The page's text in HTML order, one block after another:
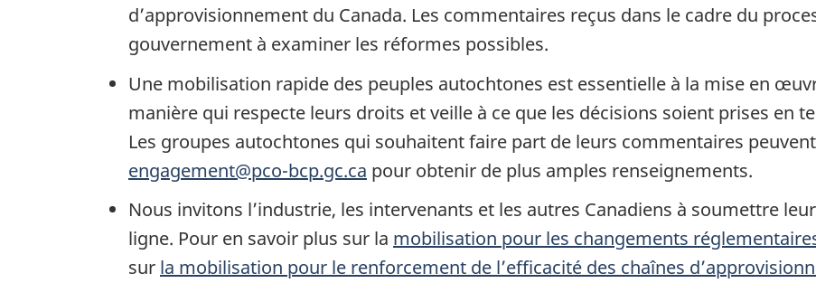
d’approvisionnement du Canada. Les commentaires reçus dans le cadre du
gouvernement à examiner les réformes possibles.
Une mobilisation rapide des peuples autochtones est essentielle à la mise en
manière qui respecte leurs droits et veille à ce que les décisions soient prises en
Les groupes autochtones qui souhaitent faire part de leurs commentaires
engagement@pco-bcp.gc.ca pour obtenir de plus amples renseignements.
Nous invitons l’industrie, les intervenants et les autres Canadiens à soumettre
ligne. Pour en savoir plus sur la mobilisation pour les changements
sur la mobilisation pour le renforcement de l’efficacité des chaînes